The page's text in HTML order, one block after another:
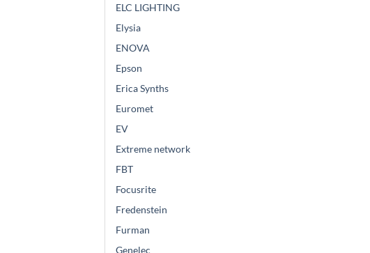
ELC LIGHTING
Elysia
ENOVA
Epson
Erica Synths
Euromet
EV
Extreme network
FBT
Focusrite
Fredenstein
Furman
Genelec